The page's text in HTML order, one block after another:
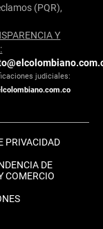
(PQR),
Y
judiciales:
PRIVACIDAD
DE
COMERCIO